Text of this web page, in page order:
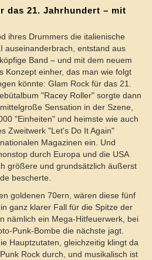
das 21. Jahrhundert – mit
ihres Drummers die italienische
auseinanderbrach, entstand aus
Band – und mit dem neuem
Konzept einher, das man wie folgt
könnte: Glam Rock für das 21.
"Racey Roller" sorgte dann
Sensation in der Szene,
"Einheiten" und heimste wie auch
Zweitwerk "Let's Do It Again"
Magazinen ein. Und
durch Europa und die USA
größere und grundsätzlich äußerst
bescherte.
goldenen 70ern, wären diese fünf
ganz klarer Fall für die Spitze der
nämlich ein Mega-Hitfeuerwerk, bei
Punk-Bombe die nächste jagt.
Hauptzutaten, gleichzeitig klingt da
Rock durch, und musikalisch ist